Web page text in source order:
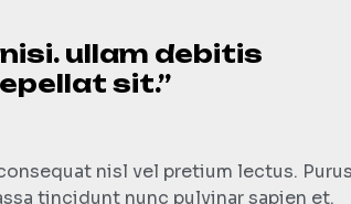
ullam debitis
sit.”
nisl vel pretium lectus.
tincidunt nunc pulvinar sapien et.